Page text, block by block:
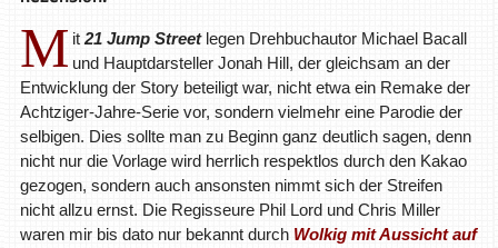
M it21 Jump Streetlegen Drehbuchautor Michael Bacall
und Hauptdarsteller Jonah Hill, der gleichsam an der
Entwicklung der Story beteiligt war, nicht etwa ein Remake der
Achtziger-Jahre-Serie vor, sondern vielmehr eine Parodie der
selbigen. Dies sollte man zu Beginn ganz deutlich sagen, denn
nicht nur die Vorlage wird herrlich respektlos durch den Kakao
gezogen, sondern auch ansonsten nimmt sich der Streifen
nicht allzu ernst. Die Regisseure Phil Lord und Chris Miller
waren mir bis dato nur bekannt durch Wolkig mit Aussicht auf